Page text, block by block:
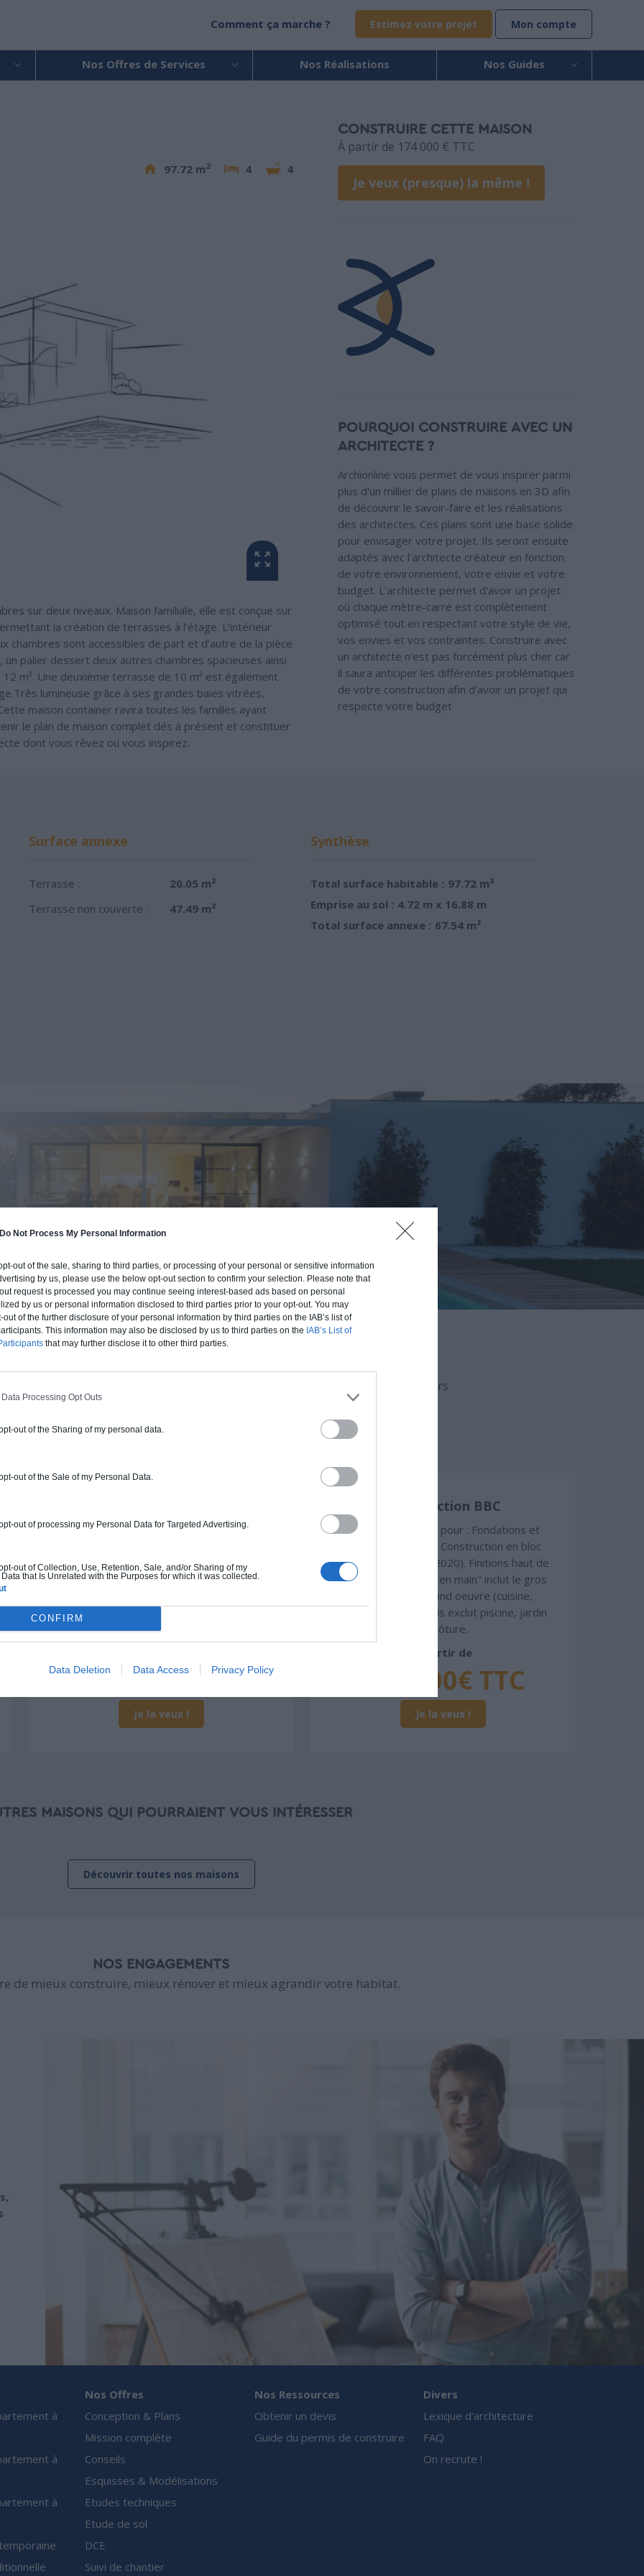
Do Not Process My Personal Information
out of the sale, sharing to third parties, or processing of your personal or sensitive information
by us, please use the below opt-out section to confirm your selection. Please note that
request is processed you may continue seeing interest-based ads based on personal
by us or personal information disclosed to third parties prior to your opt-out. You may
of the further disclosure of your personal information by third parties on the IAB’s list of
This information may also be disclosed by us to third parties on the IAB’s List of
that may further disclose it to other third parties.
Processing Opt Outs
out of the Sharing of my personal data.
out of the Sale of my Personal Data.
out of processing my Personal Data for Targeted Advertising.
out of Collection, Use, Retention, Sale, and/or Sharing of my
that Is Unrelated with the Purposes for which it was collected.
CONFIRM
Data Deletion Data Access Privacy Policy
Comment ça marche ? Estimez votre projet Mon compte
Nos Offres de Services Nos Réalisations Nos Guides
97.72 m2 4 4
sur deux niveaux. Maison familiale, elle est conçue sur
la création de terrasses à l’étage. L’intérieur
chambres sont accessibles de part et d’autre de la pièce
palier dessert deux autres chambres spacieuses ainsi
m². Une deuxième terrasse de 10 m² est également
lumineuse grâce à ses grandes baies vitrées,
maison container ravira toutes les familles ayant
le plan de maison complet dés à présent et constituer
dont vous rêvez ou vous inspirez.
CONSTRUIRE CETTE MAISON
À partir de 174 000 € TTC
Je veux (presque) la même !
POURQUOI CONSTRUIRE AVEC UN
ARCHITECTE ?
Archionline vous permet de vous inspirer parmi
plus d'un millier de plans de maisons en 3D afin
de découvrir le savoir-faire et les réalisations
des architectes. Ces plans sont une base solide
pour envisager votre projet. Ils seront ensuite
adaptés avec l'architecte créateur en fonction
de votre environnement, votre envie et votre
budget. L'architecte permet d'avoir un projet
où chaque mètre-carré est complètement
optimisé tout en respectant votre style de vie,
vos envies et vos contraintes. Construire avec
un architecte n'est pas forcément plus cher car
il saura anticiper les différentes problématiques
de votre construction afin d'avoir un projet qui
respecte votre budget
Surface annexe
Terrasse :
20.05 m²
Terrasse non couverte :
47.49 m²
Synthèse
Total surface habitable : 97.72 m²
Emprise au sol : 4.72 m x 16.88 m
Total surface annexe : 67.54 m²
BUDGET ET PROCÉDÉ
un chiffrage estimatif pour la construction de cette maison en fonction du
type de livraison souhaité : auto-construction, clos couvert (hors d'eau, hors
d'air) ou clé en main.
Chiffrage estimatif pour : Fondations et
ossature bois isolé. Finitions haut de
gamme. Le prix "clé en main" inclut le gros
peinture, sols...), mais exclut piscine, jardin
et clôture.
188 000€ TTC
Je la veux !
Construction BBC
Chiffrage estimatif pour : Fondations et
normes standards. Construction en bloc
coffrant isolant (RT 2020). Finitions haut de
gamme. Le prix "clé en main" inclut le gros
oeuvre et le second oeuvre (cuisine,
peinture, sols...), mais exclut piscine, jardin
et clôture.
À partir de
219 000€ TTC
Je la veux !
MAISONS QUI POURRAIENT VOUS INTÉRESSER
Découvrir toutes nos maisons
NOS ENGAGEMENTS
de mieux construire, mieux rénover et mieux agrandir votre habitat.
à
à
à
Nos Offres
Conception & Plans
Mission complète
Conseils
Esquisses & Modélisations
Etudes techniques
Etude de sol
DCE
Suivi de chantier
Nos Ressources
Obtenir un devis
Guide du permis de construire
Divers
Lexique d’architecture
FAQ
On recrute !